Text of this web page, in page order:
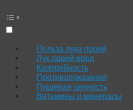
Польза лука порей
Лук порей вред
Калорийность
Противопоказания
Пищевая ценность
Витамины и минералы